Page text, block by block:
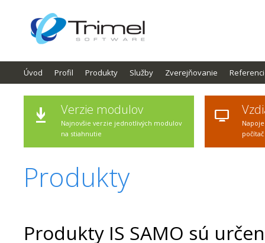
Úvod Profil Produkty Služby Zverejňovanie
Verzie modulov
Najnovšie verzie jednotlivých modulov
na stiahnutie
Produkty
Produkty IS SAMO sú